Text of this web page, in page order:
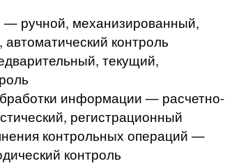
— ручной, механизированный,
контроль
текущий,
информации — расчетно-
регистрационный
контрольных операций —
контроль